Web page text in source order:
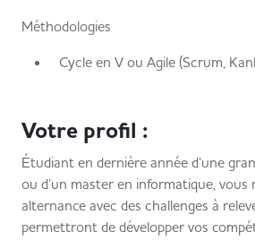
Méthodologies
Cycle en V ou Agile (Scrum,
Votre profil :
Étudiant en dernière année d’une
ou d’un master en informatique, vous
alternance avec des challenges à
permettront de développer vos